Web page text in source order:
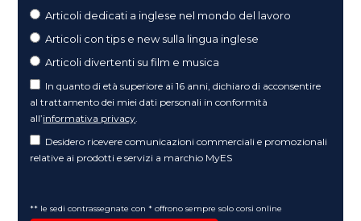
Articoli dedicati a inglese nel mondo del lavoro
Articoli con tips e new sulla lingua inglese
Articoli divertenti su film e musica
In quanto di età superiore ai 16 anni, dichiaro di acconsentire
al trattamento dei miei dati personali in conformità
all’informativa privacy.
Desidero ricevere comunicazioni commerciali e promozionali
relative ai prodotti e servizi a marchio MyES
** le sedi contrassegnate con * offrono sempre solo corsi online